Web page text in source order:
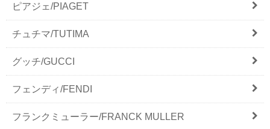
ピアジェ/PIAGET
チュチマ/TUTIMA
グッチ/GUCCI
フェンディ/FENDI
フランクミューラー/FRANCK MULLER